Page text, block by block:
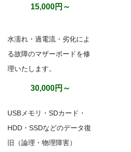
15,000円～
水濡れ・過電流・劣化によ
る故障のマザーボードを修
理いたします。
30,000円～
USBメモリ・SDカード・
HDD・SSDなどのデータ復
旧（論理・物理障害）